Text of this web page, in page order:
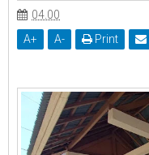
04.00
A+ A- Print